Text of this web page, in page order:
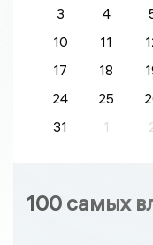
3
4
10
11
17
18
24
25
31
1
100 самых